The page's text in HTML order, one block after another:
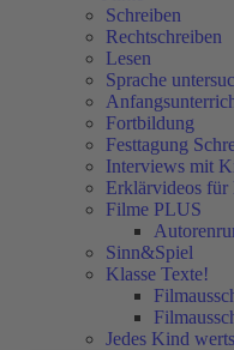
Schreiben
Rechtschreiben
Lesen
Sprache
Fortbildung
Festtagung
Interviews mit
Erklärvideos für
Filme PLUS
Sinn&Spiel
Klasse Texte!
Jedes Kind